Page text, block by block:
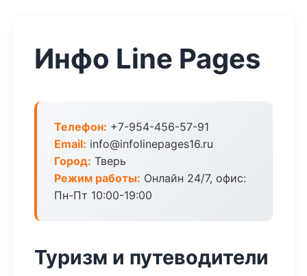
Инфо Line Pages
Телефон: +7-954-456-57-91
Email: info@infolinepages16.ru
Город: Тверь
Режим работы: Онлайн 24/7, офис:
Пн-Пт 10:00-19:00
Туризм и путеводители